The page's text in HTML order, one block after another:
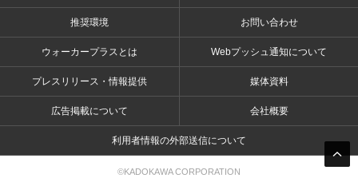
推奨環境 お問い合わせ
ウォーカープラスとは Webプッシュ通知について
プレスリリース・情報提供 媒体資料
広告掲載について 会社概要
利用者情報の外部送信について
©KADOKAWA CORPORATION